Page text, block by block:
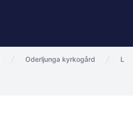
Oderljunga kyrkogård L